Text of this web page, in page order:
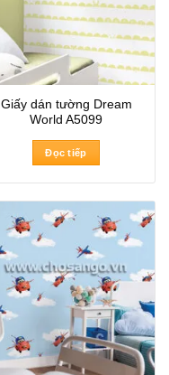
Giấy dán tường Dream
World A5099
Đọc tiếp